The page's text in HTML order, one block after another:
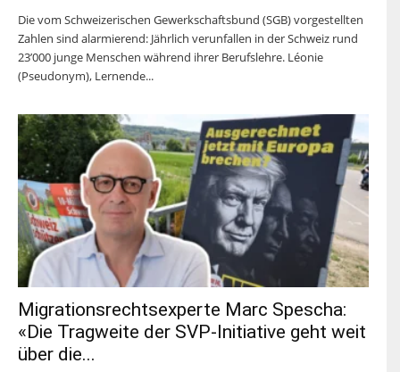
Die vom Schweizerischen Gewerkschaftsbund (SGB) vorgestellten
Zahlen sind alarmierend: Jährlich verunfallen in der Schweiz rund
23’000 junge Menschen während ihrer Berufslehre. Léonie
(Pseudonym), Lernende...
Migrationsrechtsexperte Marc Spescha:
«Die Tragweite der SVP-Initiative geht weit
über die...